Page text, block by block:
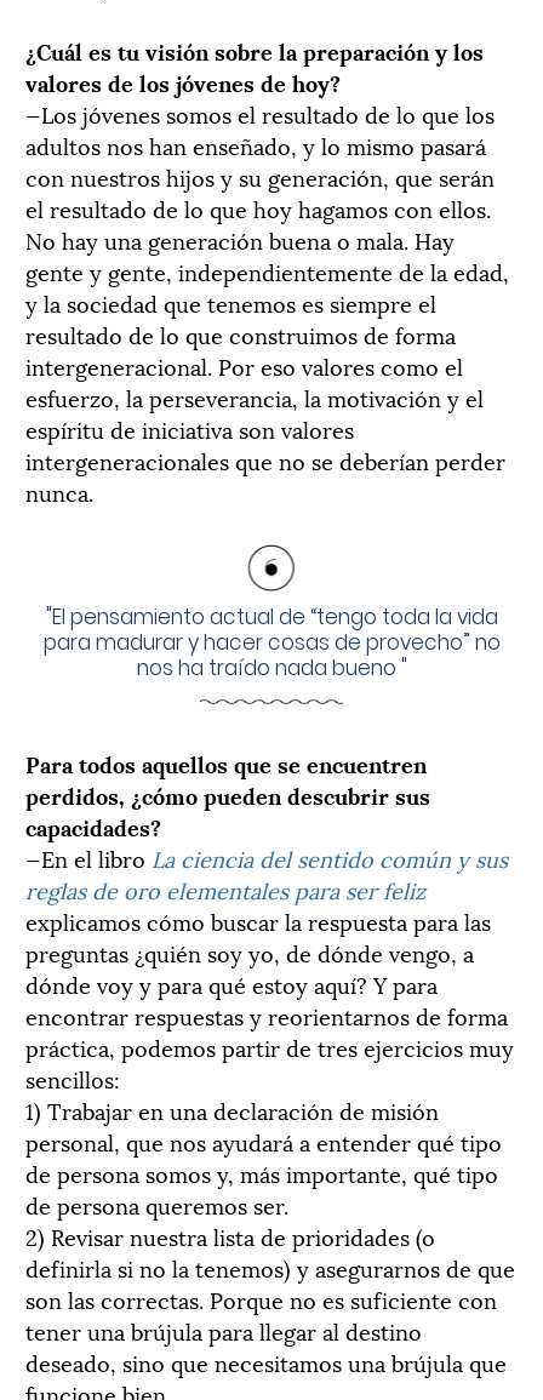
¿Cuál es tu visión sobre la preparación y los
valores de los jóvenes de hoy?
—Los jóvenes somos el resultado de lo que los
adultos nos han enseñado, y lo mismo pasará
con nuestros hijos y su generación, que serán
el resultado de lo que hoy hagamos con ellos.
No hay una generación buena o mala. Hay
gente y gente, independientemente de la edad,
y la sociedad que tenemos es siempre el
resultado de lo que construimos de forma
intergeneracional. Por eso valores como el
esfuerzo, la perseverancia, la motivación y el
espíritu de iniciativa son valores
intergeneracionales que no se deberían perder
nunca.
"El pensamiento actual de “tengo toda la vida
para madurar y hacer cosas de provecho” no
nos ha traído nada bueno "
Para todos aquellos que se encuentren
perdidos, ¿cómo pueden descubrir sus
capacidades?
—En el libro La ciencia del sentido común y sus
reglas de oro elementales para ser feliz
explicamos cómo buscar la respuesta para las
preguntas ¿quién soy yo, de dónde vengo, a
dónde voy y para qué estoy aquí? Y para
encontrar respuestas y reorientarnos de forma
práctica, podemos partir de tres ejercicios muy
sencillos:
1) Trabajar en una declaración de misión
personal, que nos ayudará a entender qué tipo
de persona somos y, más importante, qué tipo
de persona queremos ser.
2) Revisar nuestra lista de prioridades (o
definirla si no la tenemos) y asegurarnos de que
son las correctas. Porque no es suficiente con
tener una brújula para llegar al destino
deseado, sino que necesitamos una brújula que
funcione bien.